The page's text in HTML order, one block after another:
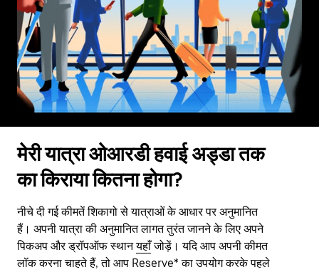
मेरी यात्रा ओआरडी हवाई अड्डा तक
का किराया कितना होगा?
नीचे दी गई कीमतें शिकागो से यात्राओं के आधार पर अनुमानित
हैं। अपनी यात्रा की अनुमानित लागत तुरंत जानने के लिए अपने
पिकअप और ड्रॉपऑफ स्थानयहाँजोड़ें। यदि आप अपनी कीमत
लॉक करना चाहते हैं, तो आप Reserve* का उपयोग करके पहले